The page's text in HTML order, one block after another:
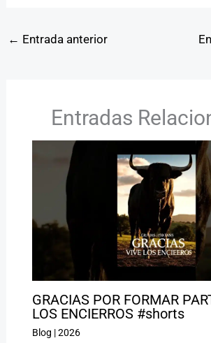
← Entrada anterior
Entradas
GRACIAS POR FORMAR
LOS ENCIERROS #shorts
Blog |2026